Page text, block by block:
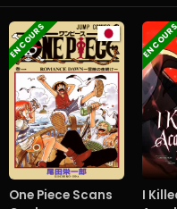
November 23, 2024
Volume 30
November 23, 2024
Volume 28
November 23, 2024
Volume 26
November 23, 2024
EN COURS
One Piece Scans
EN
I